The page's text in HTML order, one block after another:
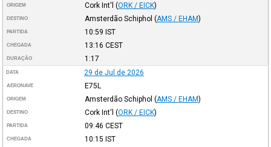
ORIGEM Cork Int'l (ORK / EICK)
DESTINO Amsterdão Schiphol (AMS / EHAM)
PARTIDA 10:59 IST
CHEGADA 13:16 CEST
DURAÇÃO 1:17
DATA 29 de Jul de 2026
AERONAVE E75L
ORIGEM Amsterdão Schiphol (AMS / EHAM)
DESTINO Cork Int'l (ORK / EICK)
PARTIDA 09:46 CEST
CHEGADA 10:15 IST